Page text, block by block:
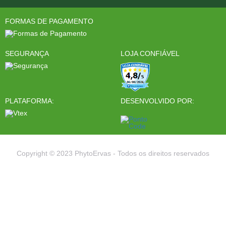
FORMAS DE PAGAMENTO
SEGURANÇA LOJA CONFIÁVEL
PLATAFORMA: DESENVOLVIDO POR:
Copyright © 2023 PhytoErvas - Todos os direitos reservados